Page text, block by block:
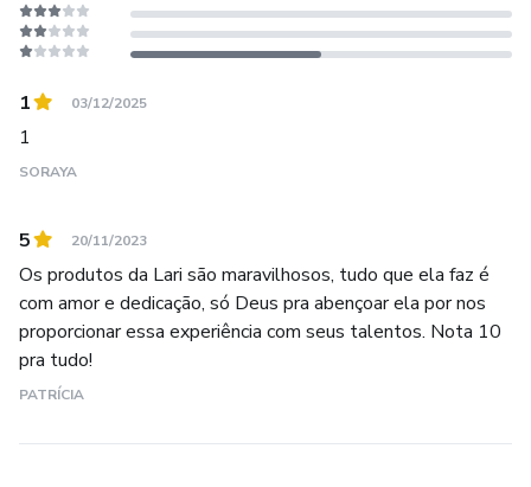
1 03/12/2025
1
SORAYA
5 20/11/2023
Os produtos da Lari são maravilhosos, tudo que ela faz é
com amor e dedicação, só Deus pra abençoar ela por nos
proporcionar essa experiência com seus talentos. Nota 10
pra tudo!
PATRÍCIA